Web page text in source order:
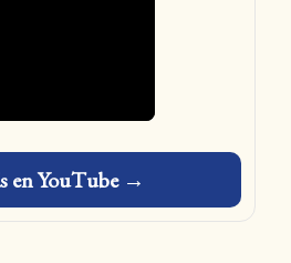
en YouTube →